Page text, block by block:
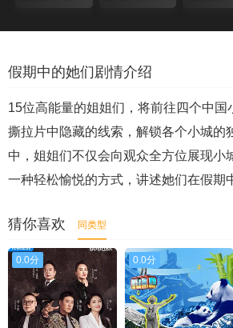
假期中的她们剧情介绍
15位高能量的姐姐们，将前往四个中国
撕拉片中隐藏的线索，解锁各个小城的
中，姐姐们不仅会向观众全方位展现小
一种轻松愉悦的方式，讲述她们在假期
猜你喜欢 同类型
0.0分 0.0分